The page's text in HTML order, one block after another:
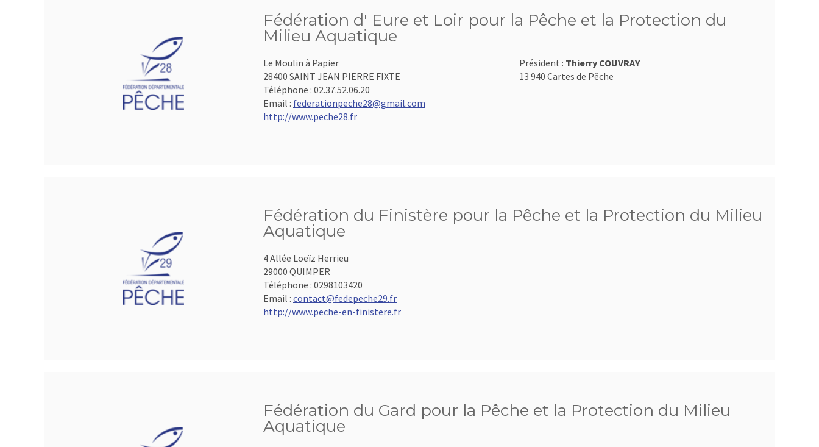
Fédération d' Eure et Loir pour la Pêche et la Protection du
Milieu Aquatique
Le Moulin à Papier
28400 SAINT JEAN PIERRE FIXTE
Téléphone : 02.37.52.06.20
Email : federationpeche28@gmail.com
http://www.peche28.fr
Président : Thierry COUVRAY
13 940 Cartes de Pêche
Fédération du Finistère pour la Pêche et la Protection du Milieu
Aquatique
4 Allée Loeïz Herrieu
29000 QUIMPER
Téléphone : 0298103420
Email : contact@fedepeche29.fr
http://www.peche-en-finistere.fr
Fédération du Gard pour la Pêche et la Protection du Milieu
Aquatique